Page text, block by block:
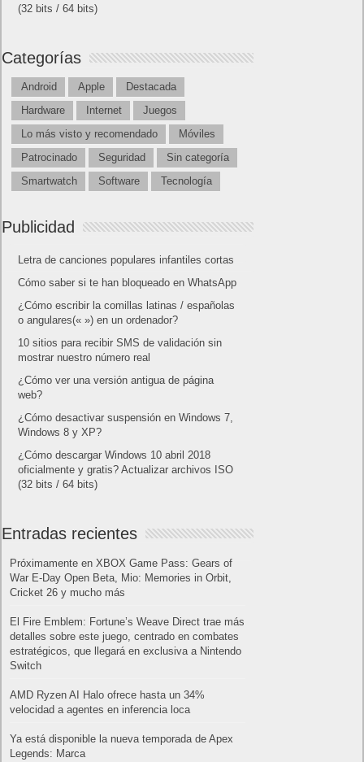
(32 bits / 64 bits)
Categorías
Android Apple
Destacada
Hardware
Internet
Juegos
Lo más visto y recomendado
Móviles
Patrocinado
Seguridad
Sin categoría
Smartwatch
Software Tecnología
Publicidad
Letra de canciones populares infantiles cortas
Cómo saber si te han bloqueado en WhatsApp
¿Cómo escribir la comillas latinas / españolas
o angulares(« ») en un ordenador?
10 sitios para recibir SMS de validación sin
mostrar nuestro número real
¿Cómo ver una versión antigua de página
web?
¿Cómo desactivar suspensión en Windows 7,
Windows 8 y XP?
¿Cómo descargar Windows 10 abril 2018
oficialmente y gratis? Actualizar archivos ISO
(32 bits / 64 bits)
Entradas recientes
Próximamente en XBOX Game Pass: Gears of
War E-Day Open Beta, Mio: Memories in Orbit,
Cricket 26 y mucho más
El Fire Emblem: Fortune’s Weave Direct trae más
detalles sobre este juego, centrado en combates
estratégicos, que llegará en exclusiva a Nintendo
Switch
AMD Ryzen AI Halo ofrece hasta un 34%
velocidad a agentes en inferencia loca
Ya está disponible la nueva temporada de Apex
Legends: Marca